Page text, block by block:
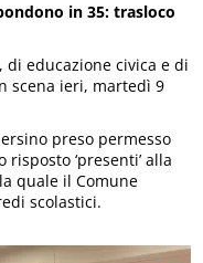
in 35: trasloco
di educazione civica e di
scena ieri, martedì 9
preso permesso
‘presenti’ alla
quale il Comune
scolastici.